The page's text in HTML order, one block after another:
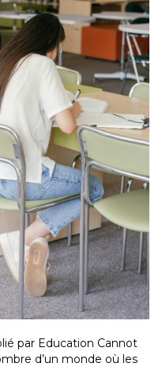
l’enseignement
d’un système
superfétatoire, voire à…
de la guerre, des
de
par Education Cannot
d’un monde où les